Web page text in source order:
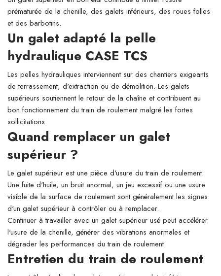
prématurée de la chenille, des galets inférieurs, des roues folles
et des barbotins.
Un galet adapté la pelle
hydraulique CASE TCS
Les pelles hydrauliques interviennent sur des chantiers exigeants
de terrassement, d'extraction ou de démolition. Les galets
supérieurs soutiennent le retour de la chaîne et contribuent au
bon fonctionnement du train de roulement malgré les fortes
sollicitations.
Quand remplacer un galet
supérieur ?
Le galet supérieur est une pièce d'usure du train de roulement.
Une fuite d'huile, un bruit anormal, un jeu excessif ou une usure
visible de la surface de roulement sont généralement les signes
d'un galet supérieur à contrôler ou à remplacer.
Continuer à travailler avec un galet supérieur usé peut accélérer
l'usure de la chenille, générer des vibrations anormales et
dégrader les performances du train de roulement.
Entretien du train de roulement